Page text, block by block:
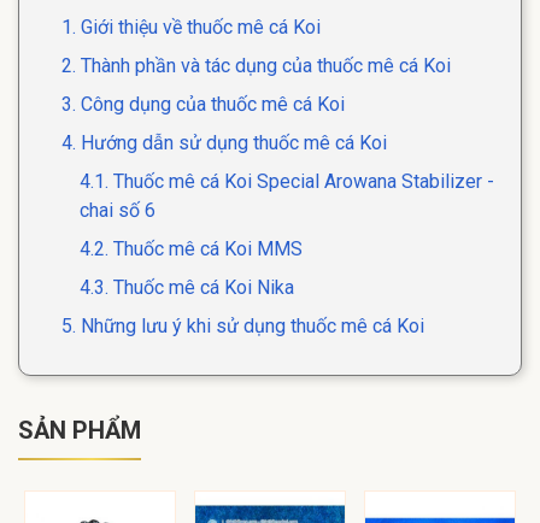
1. Giới thiệu về thuốc mê cá Koi
2. Thành phần và tác dụng của thuốc mê cá Koi
3. Công dụng của thuốc mê cá Koi
4. Hướng dẫn sử dụng thuốc mê cá Koi
4.1. Thuốc mê cá Koi Special Arowana Stabilizer -
chai số 6
4.2. Thuốc mê cá Koi MMS
4.3. Thuốc mê cá Koi Nika
5. Những lưu ý khi sử dụng thuốc mê cá Koi
SẢN PHẨM